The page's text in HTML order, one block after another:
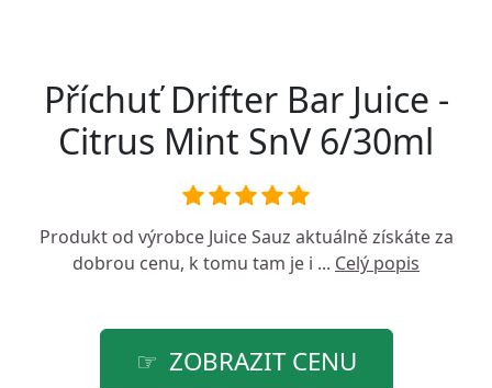
Příchuť Drifter Bar Juice -
Citrus Mint SnV 6/30ml
Produkt od výrobce Juice Sauz aktuálně získáte za
dobrou cenu, k tomu tam je i ... Celý popis
ZOBRAZIT CENU